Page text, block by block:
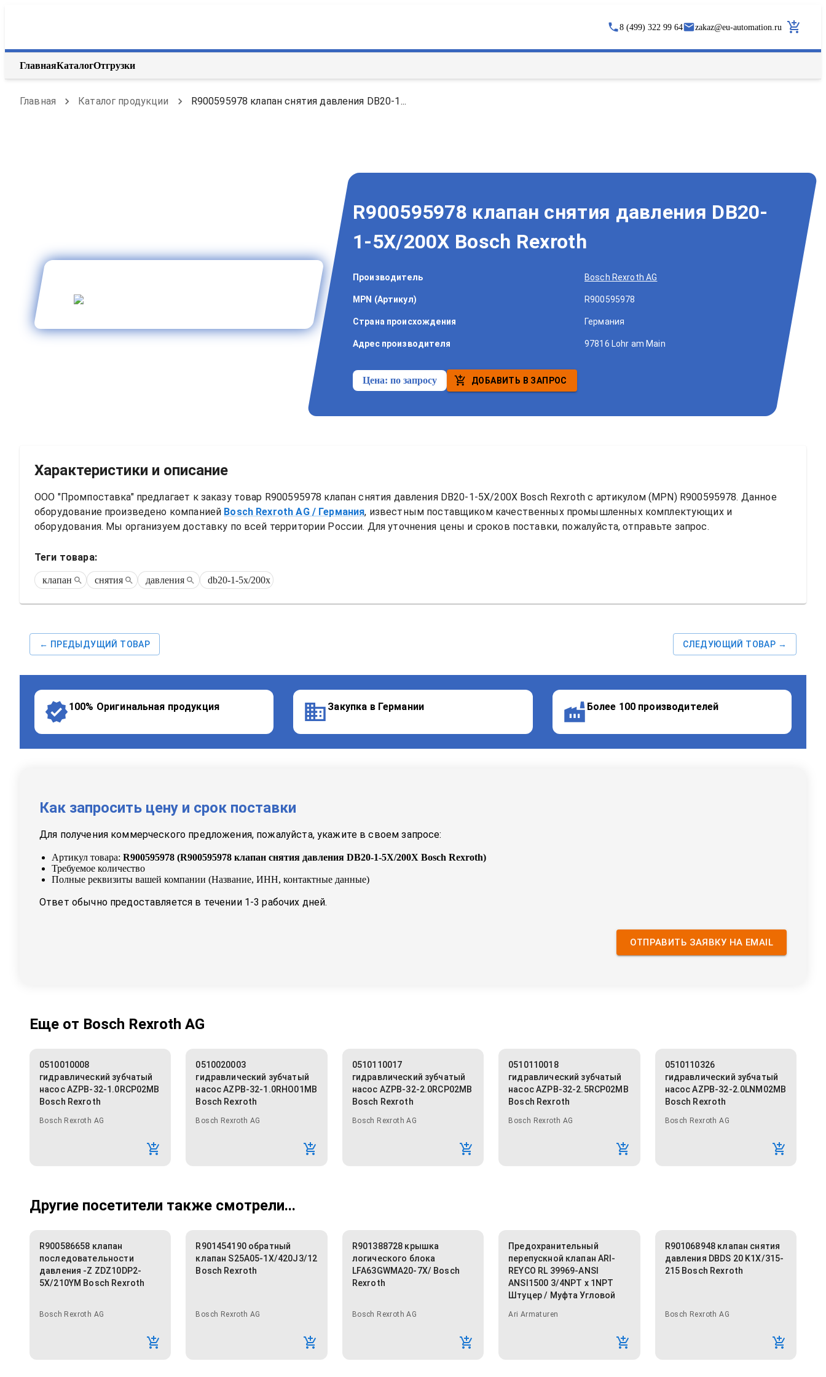
8 (499) 322 99 64 zakaz@eu-automation.ru
ГлавнаяКаталогОтгрузки
Главная Каталог продукции R900595978 клапан снятия давления DB20-1...
R900595978 клапан снятия давления DB20-
1-5X/200X Bosch Rexroth
Производитель Bosch Rexroth AG
MPN (Артикул) R900595978
Страна происхождения Германия
Адрес производителя 97816 Lohr am Main
Цена:по запросу ДОБАВИТЬ В ЗАПРОС
Характеристики и описание
ООО "Промпоставка" предлагает к заказу товар R900595978 клапан снятия давления DB20-1-5X/200X Bosch Rexroth с артикулом (MPN) R900595978. Данное
оборудование произведено компанией Bosch Rexroth AG / Германия, известным поставщиком качественных промышленных комплектующих и
оборудования. Мы организуем доставку по всей территории России. Для уточнения цены и сроков поставки, пожалуйста, отправьте запрос.
Теги товара:
клапан снятия давления db20-1-5x/200x
← ПРЕДЫДУЩИЙ ТОВАР СЛЕДУЮЩИЙ ТОВАР →
100% Оригинальная продукция Закупка в Германии Более 100 производителей
Как запросить цену и срок поставки
Для получения коммерческого предложения, пожалуйста, укажите в своем запросе:
Артикул товара: R900595978 (R900595978 клапан снятия давления DB20-1-5X/200X Bosch Rexroth)
Требуемое количество
Полные реквизиты вашей компании (Название, ИНН, контактные данные)
Ответ обычно предоставляется в течении 1-3 рабочих дней.
ОТПРАВИТЬ ЗАЯВКУ НА EMAIL
Еще от Bosch Rexroth AG
0510010008
гидравлический зубчатый
насос AZPB-32-1.0RCP02MB
Bosch Rexroth
Bosch Rexroth AG
0510020003
гидравлический зубчатый
насос AZPB-32-1.0RHO01MB
Bosch Rexroth
Bosch Rexroth AG
0510110017
гидравлический зубчатый
насос AZPB-32-2.0RCP02MB
Bosch Rexroth
Bosch Rexroth AG
0510110018
гидравлический зубчатый
насос AZPB-32-2.5RCP02MB
Bosch Rexroth
Bosch Rexroth AG
0510110326
гидравлический зубчатый
насос AZPB-32-2.0LNM02MB
Bosch Rexroth
Bosch Rexroth AG
Другие посетители также смотрели...
R900586658 клапан
последовательности
давления -Z ZDZ10DP2-
5X/210YM Bosch Rexroth
Bosch Rexroth AG
R901454190 обратный
клапан S25A05-1X/420J3/12
Bosch Rexroth
Bosch Rexroth AG
R901388728 крышка
логического блока
LFA63GWMA20-7X/ Bosch
Rexroth
Bosch Rexroth AG
Предохранительный
перепускной клапан ARI-
REYCO RL 39969-ANSI
ANSI1500 3/4NPT x 1NPT
Штуцер / Муфта Угловой
Ari Armaturen
R901068948 клапан снятия
давления DBDS 20 K1X/315-
215 Bosch Rexroth
Bosch Rexroth AG